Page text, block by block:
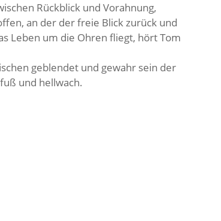
Rückblick und Vorahnung,
an der der freie Blick zurück und
Leben um die Ohren fliegt, hört Tom
geblendet und gewahr sein der
und hellwach.